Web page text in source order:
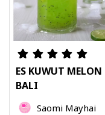
ES KUWUT MELON
BALI
Saomi Mayhai